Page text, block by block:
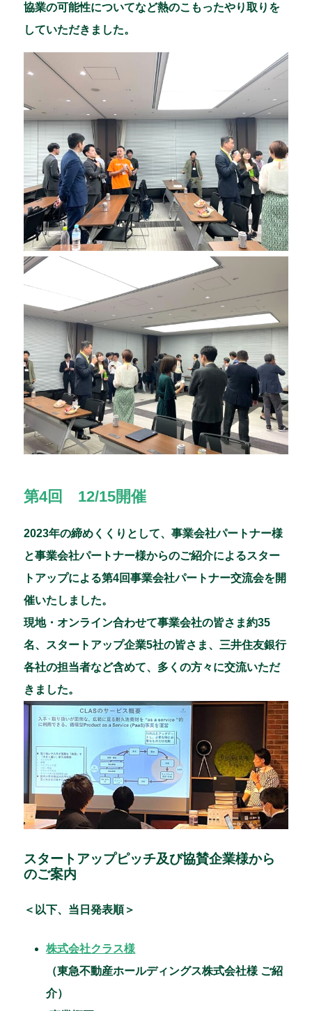
協業の可能性についてなど熱のこもったやり取りを
していただきました。
第4回 12/15開催
2023年の締めくくりとして、事業会社パートナー様
と事業会社パートナー様からのご紹介によるスター
トアップによる第4回事業会社パートナー交流会を開
催いたしました。
現地・オンライン合わせて事業会社の皆さま約35
名、スタートアップ企業5社の皆さま、三井住友銀行
各社の担当者など含めて、多くの方々に交流いただ
きました。
スタートアップピッチ及び協賛企業様から
のご案内
＜以下、当日発表順＞
株式会社クラス様
（東急不動産ホールディングス株式会社様 ご紹
介）